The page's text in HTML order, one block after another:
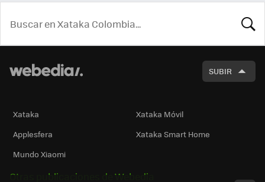
SUBIR
Xataka
Xataka Móvil
Applesfera
Xataka Smart Home
Mundo Xiaomi
Otras publicaciones de Webedia